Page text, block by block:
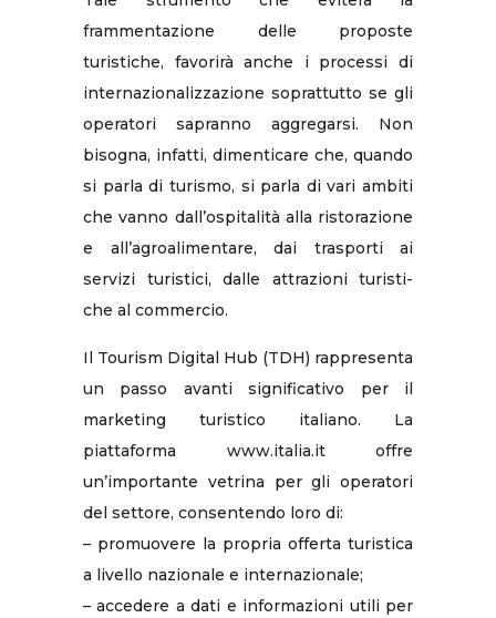
frammentazione delle proposte
turistiche, favorirà anche i processi di
internazionalizzazione soprattutto se gli
operatori sapranno aggregarsi. Non
bisogna, infatti, dimenticare che, quando
si parla di turismo, si parla di vari ambiti
che vanno dall’ospitalità alla ristorazione
e all’agroalimentare, dai trasporti ai
servizi turistici, dalle attrazioni turisti-
che al commercio.
Il Tourism Digital Hub (TDH) rappresenta
un passo avanti significativo per il
marketing turistico italiano. La
piattaforma www.italia.it offre
un’importante vetrina per gli operatori
del settore, consentendo loro di:
– promuovere la propria offerta turistica
a livello nazionale e internazionale;
– accedere a dati e informazioni utili per